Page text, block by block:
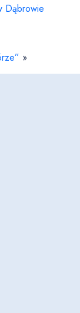
Dąbrowie
»